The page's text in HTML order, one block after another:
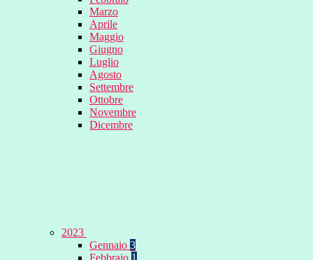
Marzo
Aprile
Maggio
Giugno
Luglio
Agosto
Settembre
Ottobre
Novembre
Dicembre
2023
Gennaio 3